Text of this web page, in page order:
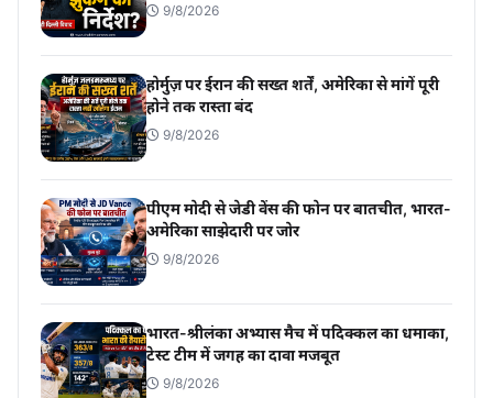
9/8/2026
होर्मुज़ पर ईरान की सख्त शर्तें, अमेरिका से मांगें पूरी
होने तक रास्ता बंद
9/8/2026
पीएम मोदी से जेडी वेंस की फोन पर बातचीत, भारत-
अमेरिका साझेदारी पर जोर
9/8/2026
भारत-श्रीलंका अभ्यास मैच में पदिक्कल का धमाका,
टेस्ट टीम में जगह का दावा मजबूत
9/8/2026